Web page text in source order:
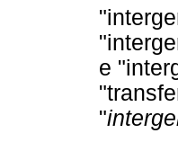
e
"